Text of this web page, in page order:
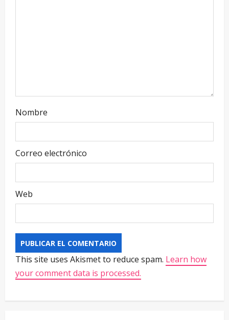
Nombre
Correo electrónico
Web
This site uses Akismet to reduce spam. Learn how
your comment data is processed.